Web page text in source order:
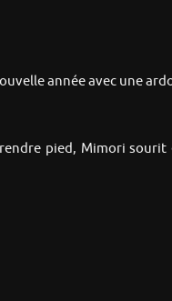
année avec une
pied, Mimori